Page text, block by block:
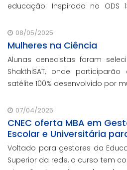
educação. Inspirado no ODS
promoção da sustentabilidade.
08/05/2025
Mulheres na Ciência
Alunas cenecistas foram
ShakthiSAT, onde
satélite 100% desenvolvido por
07/04/2025
CNEC oferta MBA em
Escolar e Universitária
Voltado para gestores da
Superior da rede, o curso tem